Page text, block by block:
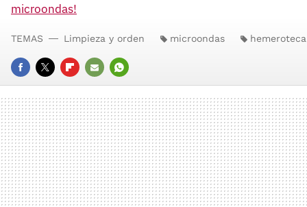
microondas!
FACEBOOK
TWITTERFLIPBOARD
E-
MAIL
WHATSAPP
TEMAS Limpieza y orden microondas hemeroteca